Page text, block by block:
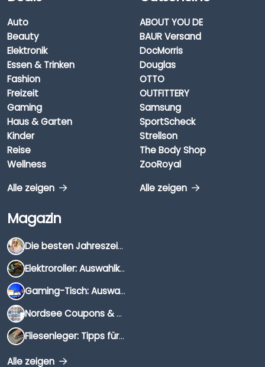
Auto
Beauty
Elektronik
Essen & Trinken
Fashion
Freizeit
Gaming
Haus & Garten
Kinder
Reise
Wellness
Alle zeigen
ABOUT YOU DE
BAUR Versand
DocMorris
Douglas
OTTO
OUTFITTERY
Samsung
SportScheck
Strellson
The Body Shop
ZooRoyal
Alle zeigen
Magazin
Die besten Jahreszeiten für Schnäppchenjäger
Elektroroller: Auswahlkriterien, Unterschiede & Tipps
Gaming-Tisch: Auswahlkriterien, Unterschiede & Tipps
Nordsee Coupons & Gutscheine 2026
Fliesenleger: Tipps für die Auswahl
Alle zeigen